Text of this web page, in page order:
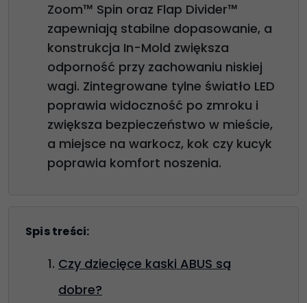
Zoom™ Spin oraz Flap Divider™
zapewniają stabilne dopasowanie, a
konstrukcja In-Mold zwiększa
odporność przy zachowaniu niskiej
wagi. Zintegrowane tylne światło LED
poprawia widoczność po zmroku i
zwiększa bezpieczeństwo w mieście,
a miejsce na warkocz, kok czy kucyk
poprawia komfort noszenia.
Spis treści:
Czy dziecięce kaski ABUS są
dobre?